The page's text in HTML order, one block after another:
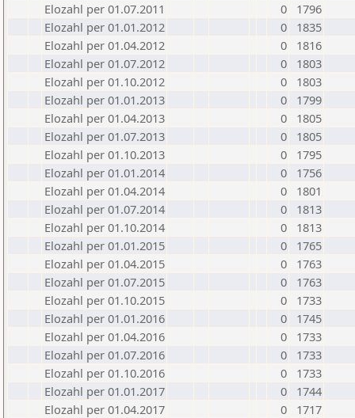
Elozahl per 01.07.2011
0
1796
Elozahl per 01.01.2012
0
1835
Elozahl per 01.04.2012
0
1816
Elozahl per 01.07.2012
0
1803
Elozahl per 01.10.2012
0
1803
Elozahl per 01.01.2013
0
1799
Elozahl per 01.04.2013
0
1805
Elozahl per 01.07.2013
0
1805
Elozahl per 01.10.2013
0
1795
Elozahl per 01.01.2014
0
1756
Elozahl per 01.04.2014
0
1801
Elozahl per 01.07.2014
0
1813
Elozahl per 01.10.2014
0
1813
Elozahl per 01.01.2015
0
1765
Elozahl per 01.04.2015
0
1763
Elozahl per 01.07.2015
0
1763
Elozahl per 01.10.2015
0
1733
Elozahl per 01.01.2016
0
1745
Elozahl per 01.04.2016
0
1733
Elozahl per 01.07.2016
0
1733
Elozahl per 01.10.2016
0
1733
Elozahl per 01.01.2017
0
1744
Elozahl per 01.04.2017
0
1717